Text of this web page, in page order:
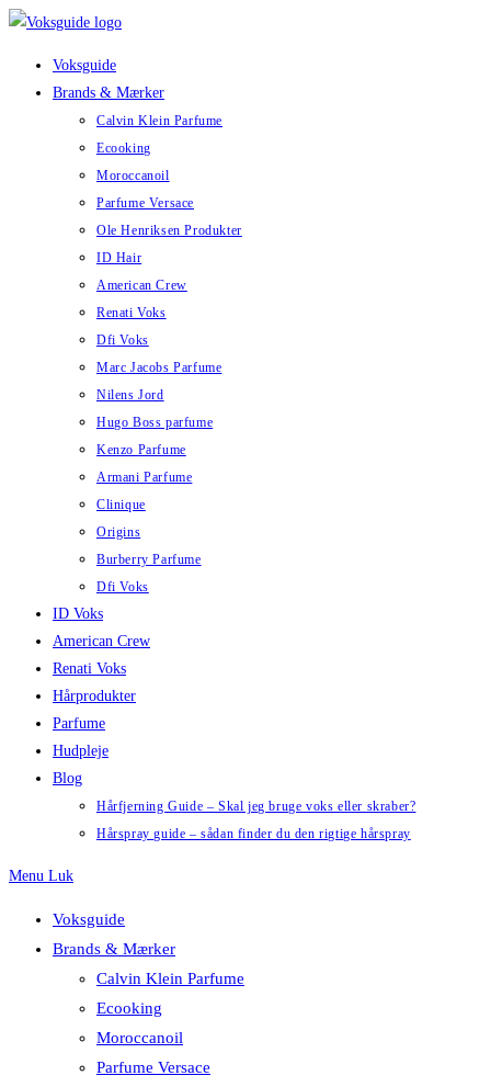
Skip
Voksguide
Brands & Mærker
Calvin Klein Parfume
Ecooking
Moroccanoil
Parfume Versace
Ole Henriksen Produkter
ID Hair
American Crew
Renati Voks
Dfi Voks
Marc Jacobs Parfume
Nilens Jord
Hugo Boss parfume
Kenzo Parfume
Armani Parfume
Clinique
Origins
Burberry Parfume
Dfi Voks
ID Voks
American Crew
Renati Voks
Hårprodukter
Parfume
Hudpleje
Blog
Hårfjerning Guide – Skal jeg bruge voks eller skraber?
Hårspray guide – sådan finder du den rigtige hårspray
Menu Luk
Voksguide
Brands & Mærker
Calvin Klein Parfume
Ecooking
Moroccanoil
Parfume Versace